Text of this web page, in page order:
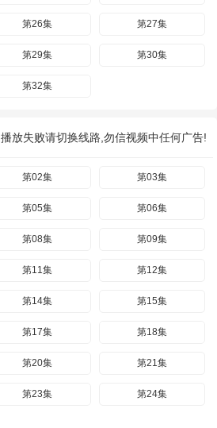
第26集 第27集
第29集 第30集
第32集
放失败请切换线路,勿信视频中任何广告!
第02集 第03集
第05集 第06集
第08集 第09集
第11集 第12集
第14集 第15集
第17集 第18集
第20集 第21集
第23集 第24集